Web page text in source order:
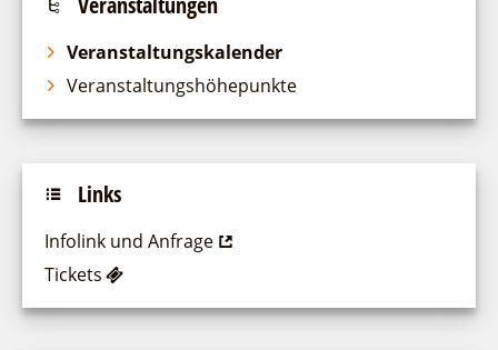
Veranstaltungskalender
Veranstaltungshöhepunkte
Links
Infolink und Anfrage
Tickets